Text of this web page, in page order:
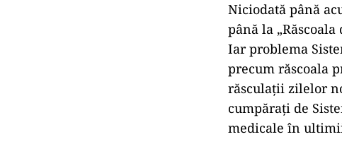
Niciodată până
până la
Iar problema
precum răscoala
răsculații zilelor
cumpărați de
medicale în